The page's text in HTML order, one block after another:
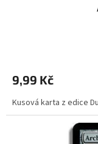
9,99 Kč
Kusová karta z edice